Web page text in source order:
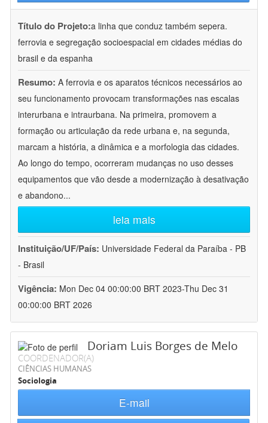
Título do Projeto:a linha que conduz também sepera.
ferrovia e segregação socioespacial em cidades médias do
brasil e da espanha
Resumo: A ferrovia e os aparatos técnicos necessários ao
seu funcionamento provocam transformações nas escalas
interurbana e intraurbana. Na primeira, promovem a
formação ou articulação da rede urbana e, na segunda,
marcam a história, a dinâmica e a morfologia das cidades.
Ao longo do tempo, ocorreram mudanças no uso desses
equipamentos que vão desde a modernização à desativação
e abandono...
leia mais
Instituição/UF/País: Universidade Federal da Paraíba - PB
- Brasil
Vigência: Mon Dec 04 00:00:00 BRT 2023-Thu Dec 31
00:00:00 BRT 2026
Doriam Luis Borges de Melo
COORDENADOR(A)
CIÊNCIAS HUMANAS
Sociologia
E-mail